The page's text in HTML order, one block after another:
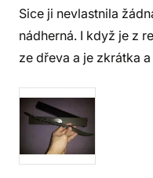
Sice ji nevlastnila
nádherná. I když je z
ze dřeva a je zkrátka